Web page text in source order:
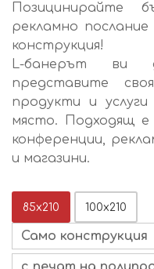
Позицинирайте
рекламно
конструкция!
L-банерът ви
представите
продукти и
място. Подходящ е
конференции,
и магазини.
85х210 100х210
Само конструкция